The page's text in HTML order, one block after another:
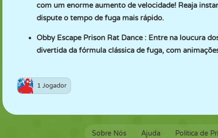
com um enorme aumento de velocidade! Reaja
dispute o tempo de fuga mais rápido.
Obby Escape Prison Rat Dance: Entre na loucura
divertida da fórmula clássica de fuga, com
1 Jogador
Sobre Nós Ajuda Política de